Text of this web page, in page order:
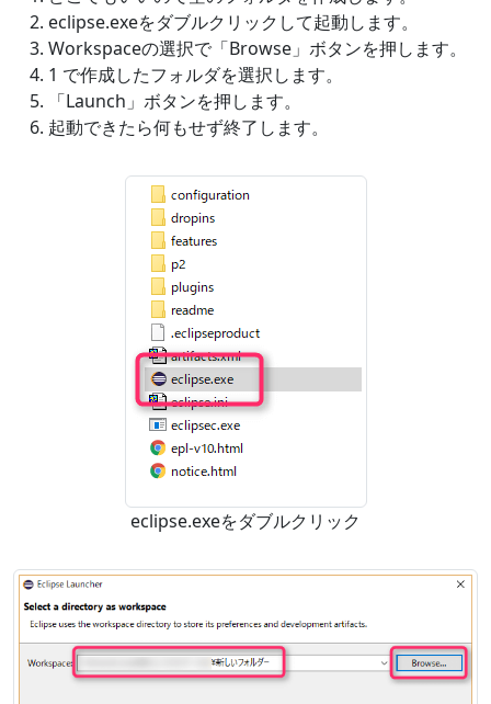
eclipse.exeをダブルクリックして起動します。
Workspaceの選択で「Browse」ボタンを押します。
1 で作成したフォルダを選択します。
「Launch」ボタンを押します。
起動できたら何もせず終了します。
eclipse.exeをダブルクリック